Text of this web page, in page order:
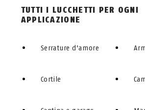
TUTTI I LUCCHETTI PER OGNI
APPLICAZIONE
Serrature d'amore
Cortile